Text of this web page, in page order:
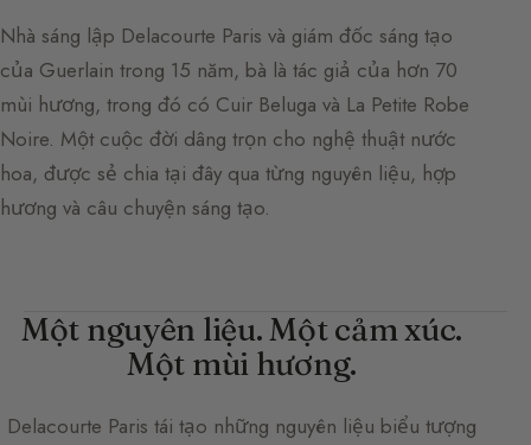
Nhà sáng lập Delacourte Paris và giám đốc sáng tạo
của Guerlain trong 15 năm, bà là tác giả của hơn 70
mùi hương, trong đó có Cuir Beluga và La Petite Robe
Noire. Một cuộc đời dâng trọn cho nghệ thuật nước
hoa, được sẻ chia tại đây qua từng nguyên liệu, hợp
hương và câu chuyện sáng tạo.
Một nguyên liệu. Một cảm xúc.
Một mùi hương.
Delacourte Paris tái tạo những nguyên liệu biểu tượng